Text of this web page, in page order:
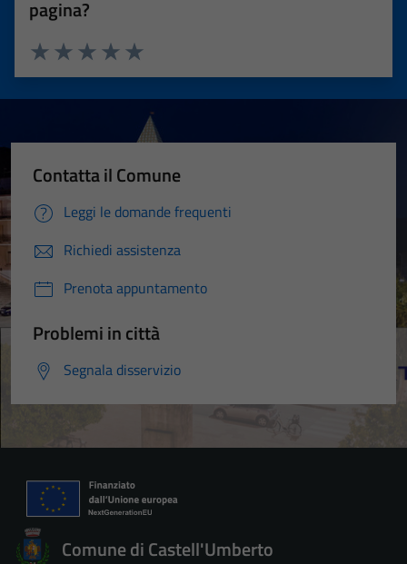
pagina?
Valuta 5 stelle su 5
Valuta 4 stelle su 5
Valuta 3 stelle su 5
Valuta 2 stelle su 5
Valuta 1 stelle su 5
Contatta il Comune
Leggi le domande frequenti
Richiedi assistenza
Prenota appuntamento
Problemi in città
Segnala disservizio
Comune di Castell'Umberto